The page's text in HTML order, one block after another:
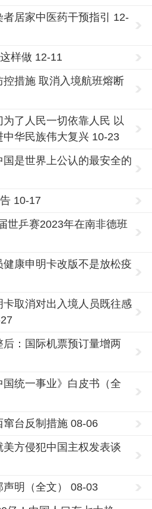
居家中医药干预指引 12-
样做 12-11
措施 取消入境航班熔断
了人民一切依靠人民 以
华民族伟大复兴 10-23
是世界上公认的最安全的
10-17
世乒赛2023年在南非德班
康申明卡改版不是放松疫
取消对出入境人员既往感
：国际机票预订量增两
国统一事业》白皮书（全
台反制措施 08-06
方侵犯中国主权发表谈
明（全文） 08-03